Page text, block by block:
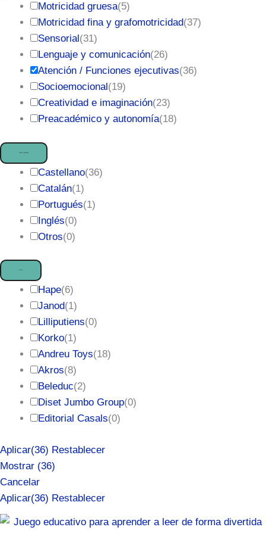
Motricidad gruesa(5)
Motricidad fina y grafomotricidad(37)
Sensorial (31)
Lenguaje y comunicación(26)
Atención / Funciones ejecutivas(36)
Socioemocional (19)
Creatividad e imaginación(23)
Preacadémico y autonomía(18)
Castellano(36)
Catalán(1)
Portugués(1)
Inglés(0)
Otros(0)
Hape(6)
Janod(1)
Lilliputiens(0)
Korko(1)
Andreu Toys(18)
Akros(8)
Beleduc(2)
Diset Jumbo Group(0)
Editorial Casals(0)
Aplicar(36) Restablecer
Mostrar (36)
Cancelar
Aplicar(36) Restablecer